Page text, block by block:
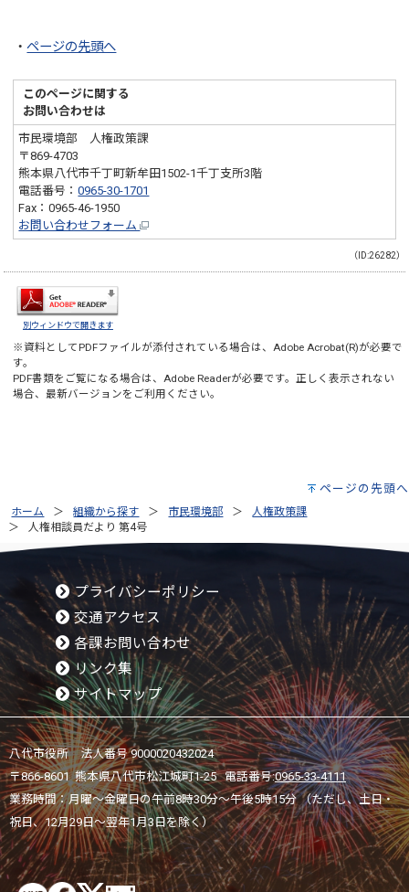
・ページの先頭へ
このページに関する
お問い合わせは
市民環境部 人権政策課
〒869-4703
熊本県八代市千丁町新牟田1502-1千丁支所3階
電話番号：0965-30-1701
Fax：0965-46-1950
お問い合わせフォーム
（ID:26282）
別ウィンドウで開きます
※資料としてPDFファイルが添付されている場合は、 Adobe Acrobat(R)が必要で
す。
PDF書類をご覧になる場合は、 Adobe Readerが必要です。正しく表示されない
場合、最新バージョンをご利用ください。
ページの先頭へ
ホーム 組織から探す 市民環境部
人権政策課
人権相談員だより 第4号
プライバシーポリシー
交通アクセス
各課お問い合わせ
リンク集
サイトマップ
八代市役所 法人番号 9000020432024
〒866-8601 熊本県八代市松江城町1-25 電話番号:0965-33-4111
業務時間：月曜～金曜日の午前8時30分～午後5時15分 （ただし、土日・
祝日、12月29日～翌年1月3日を除く）